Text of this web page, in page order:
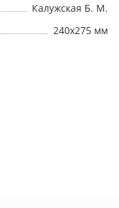
Калужская Б. М.
240х275 мм